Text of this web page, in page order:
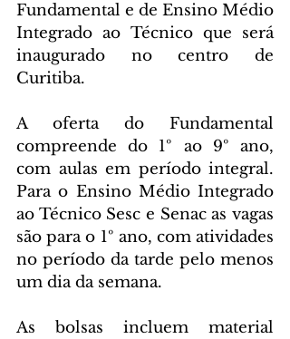
Fundamental e de Ensino Médio
Integrado ao Técnico que será
inaugurado no centro de
Curitiba.
A oferta do Fundamental
compreende do 1º ao 9º ano,
com aulas em período integral.
Para o Ensino Médio Integrado
ao Técnico Sesc e Senac as vagas
são para o 1º ano, com atividades
no período da tarde pelo menos
um dia da semana.
As bolsas incluem material